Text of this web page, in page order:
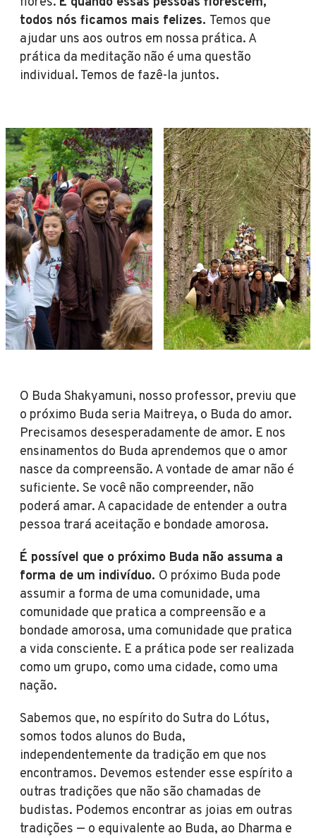
todos nós ficamos mais felizes. Temos que
ajudar uns aos outros em nossa prática. A
prática da meditação não é uma questão
individual. Temos de fazê-la juntos.
O Buda Shakyamuni, nosso professor, previu que
o próximo Buda seria Maitreya, o Buda do amor.
Precisamos desesperadamente de amor. E nos
ensinamentos do Buda aprendemos que o amor
nasce da compreensão. A vontade de amar não é
suficiente. Se você não compreender, não
poderá amar. A capacidade de entender a outra
pessoa trará aceitação e bondade amorosa.
É possível que o próximo Buda não assuma a
forma de um indivíduo. O próximo Buda pode
assumir a forma de uma comunidade, uma
comunidade que pratica a compreensão e a
bondade amorosa, uma comunidade que pratica
a vida consciente. E a prática pode ser realizada
como um grupo, como uma cidade, como uma
nação.
Sabemos que, no espírito do Sutra do Lótus,
somos todos alunos do Buda,
independentemente da tradição em que nos
encontramos. Devemos estender esse espírito a
outras tradições que não são chamadas de
budistas. Podemos encontrar as joias em outras
tradições — o equivalente ao Buda, ao Dharma e